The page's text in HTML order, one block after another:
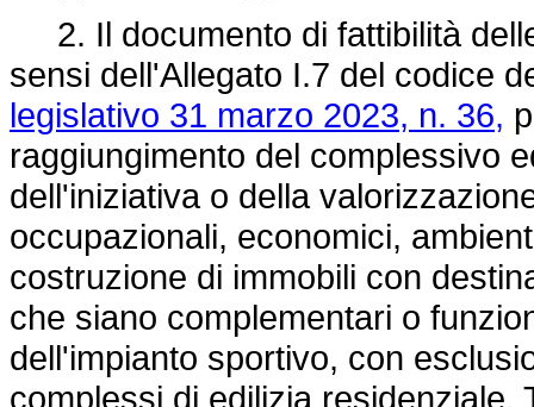
2. Il documento di fattibilità
sensi dell'Allegato I.7 del codice
legislativo 31 marzo 2023, n. 36,
raggiungimento del complessivo
dell'iniziativa o della
occupazionali, economici,
costruzione di immobili con
che siano complementari o
dell'impianto sportivo, con
complessi di edilizia residenziale.